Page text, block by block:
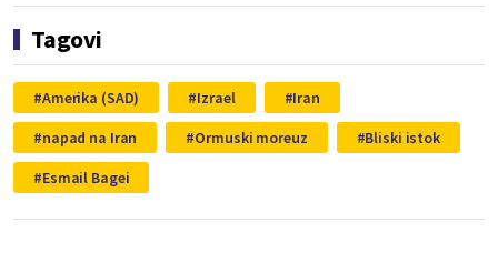
Tagovi
Amerika (SAD) Izrael
Iran
napad na Iran
Ormuski moreuz
Bliski istok
Esmail Bagei